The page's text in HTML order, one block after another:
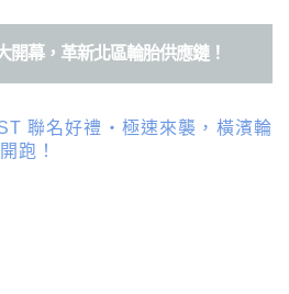
開幕，革新北區輪胎供應鏈！